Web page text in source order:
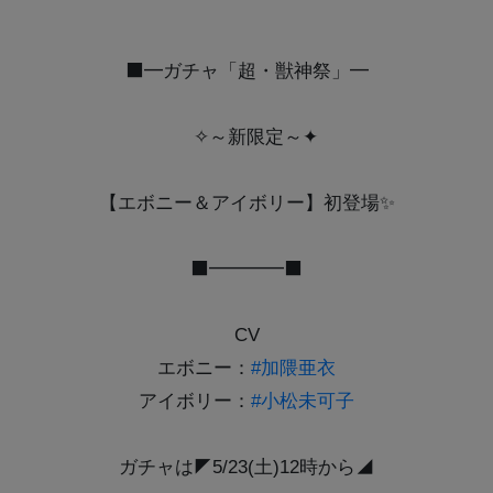
⬛━ガチャ「超・獣神祭」━
️✧～新限定～✦
【エボニー＆アイボリー】初登場✨
⬛━━━━⬛
CV
エボニー： #加隈亜衣
アイボリー： #小松未可子
ガチャは◤5/23(土)12時から◢